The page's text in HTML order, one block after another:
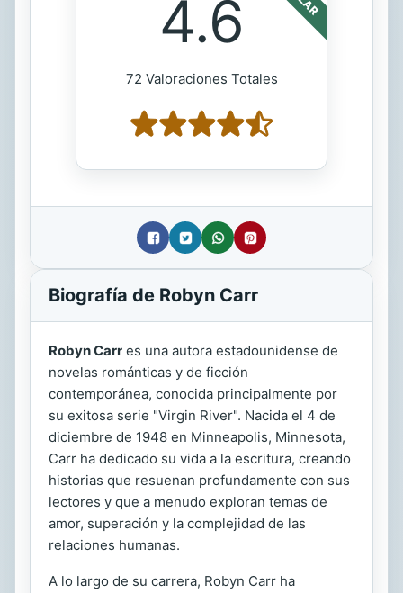
4.6
72 Valoraciones Totales
Biografía de Robyn Carr
Robyn Carr es una autora estadounidense de
novelas románticas y de ficción
contemporánea, conocida principalmente por
su exitosa serie "Virgin River". Nacida el 4 de
diciembre de 1948 en Minneapolis, Minnesota,
Carr ha dedicado su vida a la escritura, creando
historias que resuenan profundamente con sus
lectores y que a menudo exploran temas de
amor, superación y la complejidad de las
relaciones humanas.
A lo largo de su carrera, Robyn Carr ha